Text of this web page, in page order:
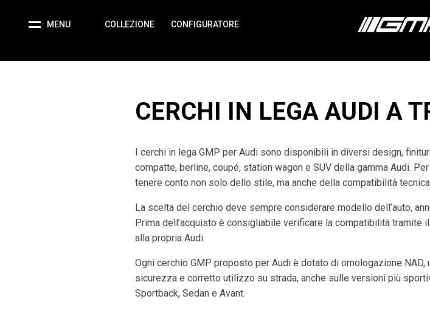
MENU COLLEZIONE CONFIGURATORE
CERCHI IN LEGA AUDI A
I cerchi in lega GMP per Audi sono disponibili in diversi design,
compatte, berline, coupé, station wagon e SUV della gamma Audi.
tenere conto non solo dello stile, ma anche della compatibilità
La scelta del cerchio deve sempre considerare modello dell’auto,
Prima dell’acquisto è consigliabile verificare la compatibilità tramite
alla propria Audi.
Ogni cerchio GMP proposto per Audi è dotato di omologazione
sicurezza e corretto utilizzo su strada, anche sulle versioni più
Sportback, Sedan e Avant.